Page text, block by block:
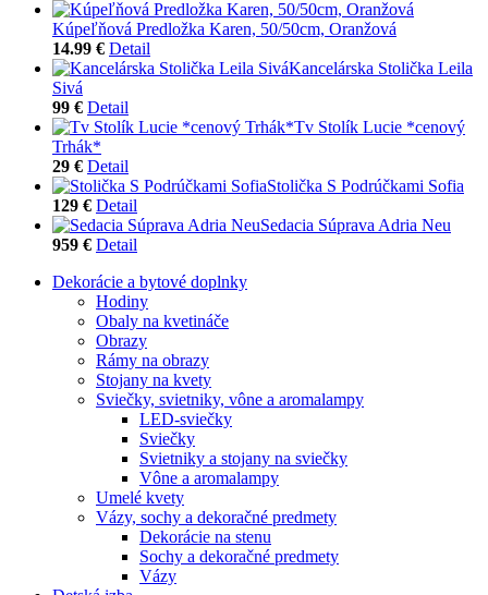
Kúpeľňová Predložka Karen, 50/50cm, Oranžová
14.99 € Detail
Kancelárska Stolička Leila
Sivá
99 € Detail
Tv Stolík Lucie *cenový
Trhák*
29 € Detail
Stolička S Podrúčkami Sofia
129 € Detail
Sedacia Súprava Adria Neu
959 € Detail
Dekorácie a bytové doplnky
Hodiny
Obaly na kvetináče
Obrazy
Rámy na obrazy
Stojany na kvety
Sviečky, svietniky, vône a aromalampy
LED-sviečky
Sviečky
Svietniky a stojany na sviečky
Vône a aromalampy
Umelé kvety
Vázy, sochy a dekoračné predmety
Dekorácie na stenu
Sochy a dekoračné predmety
Vázy